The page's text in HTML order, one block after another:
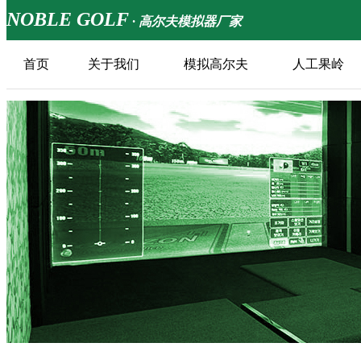
NOBLE GOLF · 高尔夫模拟器厂家
首页 关于我们 模拟高尔夫 人工果岭